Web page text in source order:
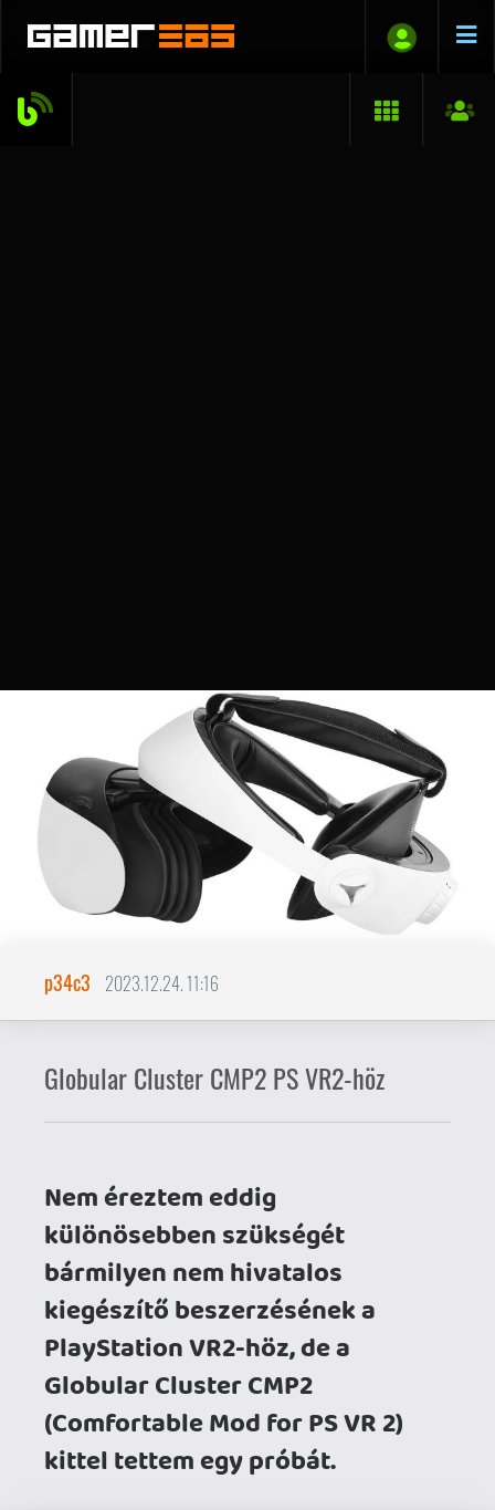
2023.12.24. 11:16
Globular Cluster CMP2 PS VR2-höz
Nem éreztem eddig
kiegészítő beszerzésének a
PlayStation VR2-höz, de a
(Comfortable Mod for PS VR 2)
A PlayStation VR az egyik
legkényelmesebben viselhető HMD volt
a maga korában, egyetlen szépséghibája